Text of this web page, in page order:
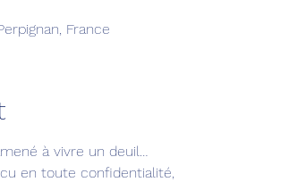
France
à vivre un deuil…
en toute confidentialité,